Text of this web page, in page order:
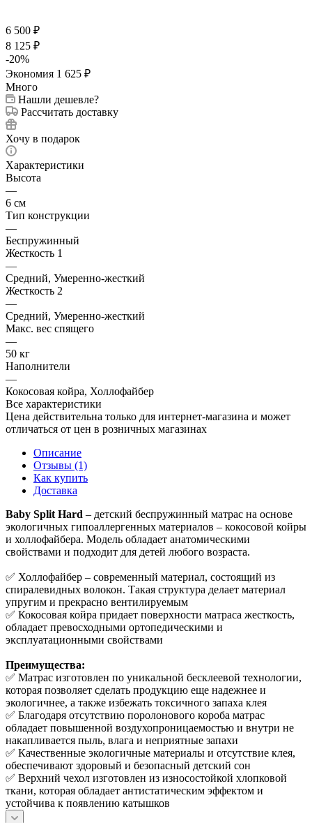
6 500 ₽
8 125 ₽
-20%
Экономия 1 625 ₽
Много
Нашли дешевле?
Рассчитать доставку
Хочу в подарок
Характеристики
Высота
—
6 см
Тип конструкции
—
Беспружинный
Жесткость 1
—
Средний, Умеренно-жесткий
Жесткость 2
—
Средний, Умеренно-жесткий
Макс. вес спящего
—
50 кг
Наполнители
—
Кокосовая койра, Холлофайбер
Все характеристики
Цена действительна только для интернет-магазина и может
отличаться от цен в розничных магазинах
Описание
Отзывы (1)
Как купить
Доставка
Baby Split Hard – детский беспружинный матрас на основе
экологичных гипоаллергенных материалов – кокосовой койры
и холлофайбера. Модель обладает анатомическими
свойствами и подходит для детей любого возраста.
✅ Холлофайбер – современный материал, состоящий из
спиралевидных волокон. Такая структура делает материал
упругим и прекрасно вентилируемым
✅ Кокосовая койра придает поверхности матраса жесткость,
обладает превосходными ортопедическими и
эксплуатационными свойствами
Преимущества:
✅ Матрас изготовлен по уникальной бесклеевой технологии,
которая позволяет сделать продукцию еще надежнее и
экологичнее, а также избежать токсичного запаха клея
✅ Благодаря отсутствию поролонового короба матрас
обладает повышенной воздухопроницаемостью и внутри не
накапливается пыль, влага и неприятные запахи
✅ Качественные экологичные материалы и отсутствие клея,
обеспечивают здоровый и безопасный детский сон
✅ Верхний чехол изготовлен из износостойкой хлопковой
ткани, которая обладает антистатическим эффектом и
устойчива к появлению катышков